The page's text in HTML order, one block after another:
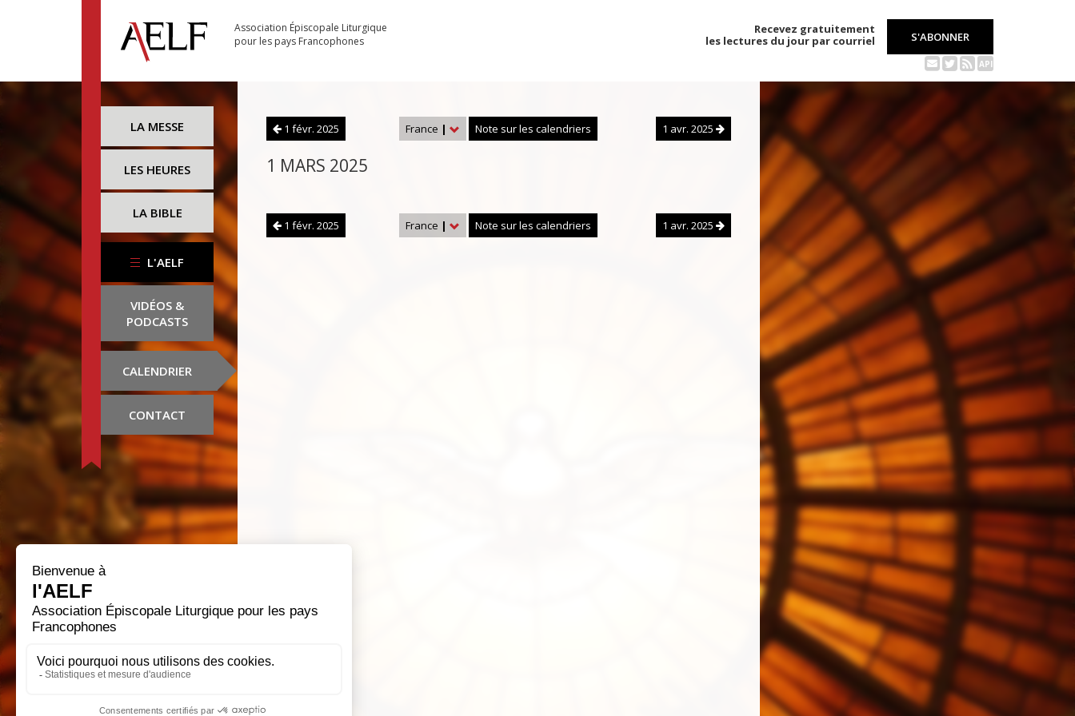
Association Épiscopale Liturgique
pour les pays Francophones
Recevez gratuitement
les lectures du jour par courriel
S'ABONNER
API
LA MESSE
LES HEURES
LA BIBLE
L'AELF
VIDÉOS &
PODCASTS
CALENDRIER
CONTACT
1 févr. 2025 France | Note sur les calendriers 1 avr. 2025
1 MARS 2025
1 févr. 2025 France | Note sur les calendriers 1 avr. 2025